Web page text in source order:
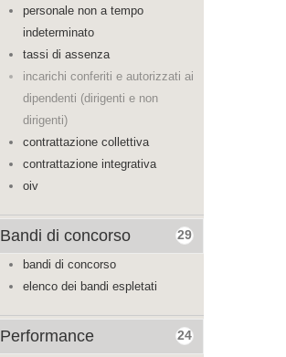
personale non a tempo
indeterminato
tassi di assenza
incarichi conferiti e autorizzati ai
dipendenti (dirigenti e non
dirigenti)
contrattazione collettiva
contrattazione integrativa
oiv
29
Bandi di concorso
bandi di concorso
elenco dei bandi espletati
24
Performance